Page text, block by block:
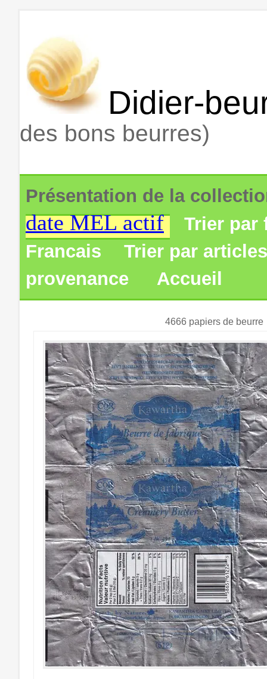
Didier-
des bons beurres)
Présentation de la
date MEL actif
Trier par
Francais
Trier par
provenance
Accueil
4666 papiers de beurre